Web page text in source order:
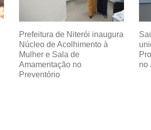
Prefeitura de Niterói inaugura
Núcleo de Acolhimento à
Mulher e Sala de
Amamentação no
Preventório
no